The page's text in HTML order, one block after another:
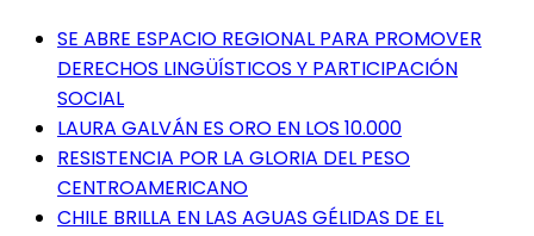
SE ABRE ESPACIO REGIONAL PARA PROMOVER
DERECHOS LINGÜÍSTICOS Y PARTICIPACIÓN
SOCIAL
LAURA GALVÁN ES ORO EN LOS 10.000
RESISTENCIA POR LA GLORIA DEL PESO
CENTROAMERICANO
CHILE BRILLA EN LAS AGUAS GÉLIDAS DE EL